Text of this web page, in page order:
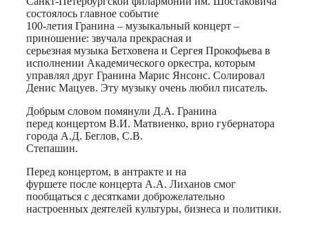
состоялось главное событие
100-летия Гранина – музыкальный концерт –
приношение: звучала прекрасная и
серьезная музыка Бетховена и Сергея Прокофьева в
исполнении Академического оркестра, которым
управлял друг Гранина Марис Янсонс. Солировал
Денис Мацуев. Эту музыку очень любил писатель.
Добрым словом помянули Д.А. Гранина
перед концертом В.И. Матвиенко, врио губернатора
города А.Д. Беглов, С.В.
Степашин.
Перед концертом, в антракте и на
фуршете после концерта А.А. Лиханов смог
пообщаться с десятками доброжелательно
настроенных деятелей культуры, бизнеса и политики.